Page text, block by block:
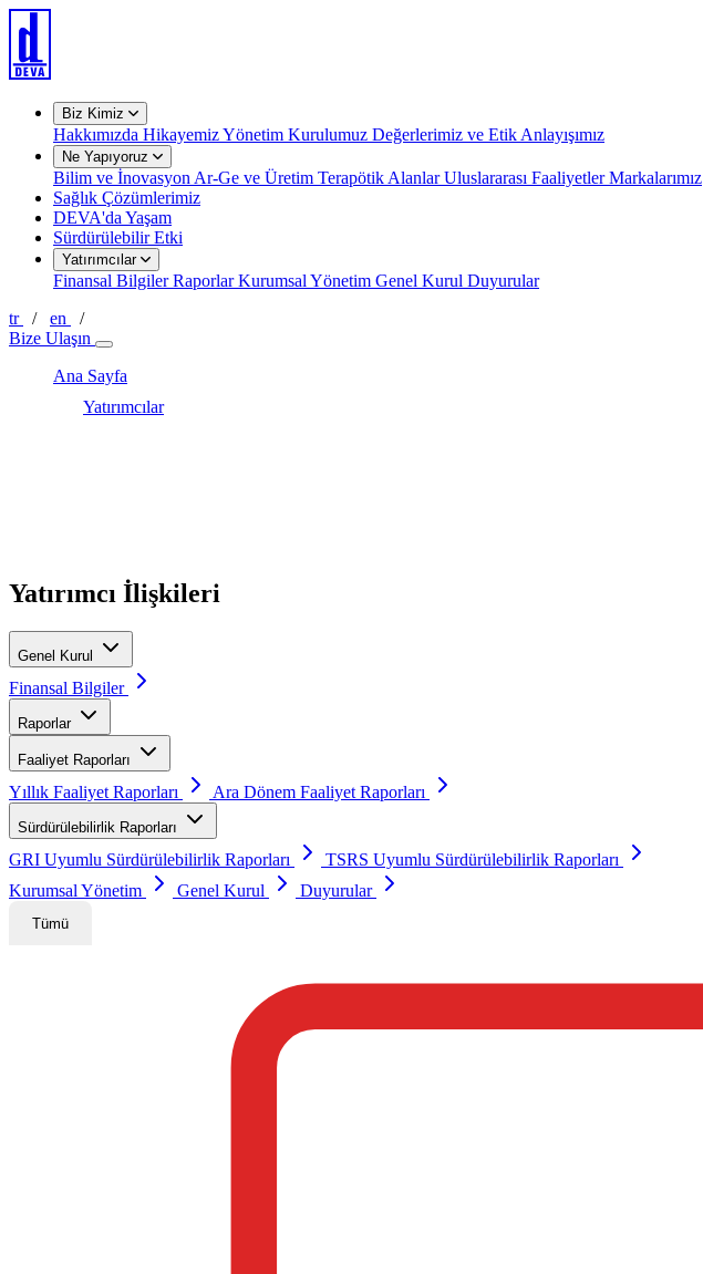
Biz Kimiz
Hakkımızda HikayemizYönetim Kurulumuz Değerlerimiz ve Etik Anlayışımız
Ne Yapıyoruz
Bilim ve İnovasyon Ar-Ge ve Üretim Terapötik AlanlarUluslararası FaaliyetlerMarkalarımız
Sağlık Çözümlerimiz
DEVA'da Yaşam
Sürdürülebilir Etki
Yatırımcılar
Finansal BilgilerRaporlarKurumsal Yönetim Genel Kurul Duyurular
tr
/ en
/
Bize Ulaşın
Ana Sayfa
Yatırımcılar
Yatırımcı İlişkileri
Genel Kurul
Finansal Bilgiler
Raporlar
Faaliyet Raporları
Yıllık Faaliyet Raporları Ara Dönem Faaliyet Raporları
Sürdürülebilirlik Raporları
GRI Uyumlu Sürdürülebilirlik Raporları
TSRS Uyumlu Sürdürülebilirlik Raporları
Kurumsal Yönetim
Genel Kurul Duyurular
Tümü